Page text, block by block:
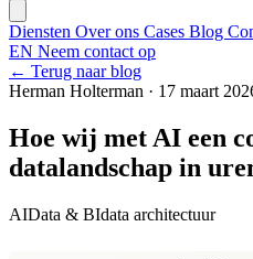
Diensten Over ons Cases Blog
EN Neem contact op
← Terug naar blog
Herman Holterman · 17 maart
Hoe wij met AI een
datalandschap in
AIData & BIdata architectuur